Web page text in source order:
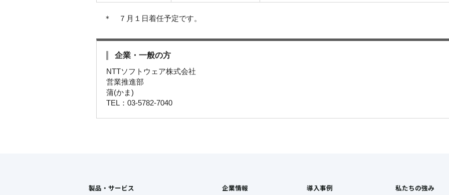
＊ ７月１日着任予定です。
企業・一般の方
NTTソフトウェア株式会社
営業推進部
蒲(かま)
TEL：03-5782-7040
製品・サービス 企業情報
導入事例
私たちの強み